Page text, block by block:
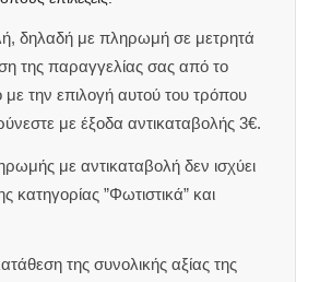
δηλαδή με πληρωμή σε μετρητά
της παραγγελίας σας από το
την επιλογή αυτού του τρόπου
με έξοδα αντικαταβολής 3€.
με αντικαταβολή δεν ισχύει
κατηγορίας ”Φωτιστικά” και
της συνολικής αξίας της